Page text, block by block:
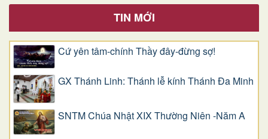
TIN MỚI
Cứ yên tâm-chính Thầy đây-đừng sợ!
GX Thánh Linh: Thánh lễ kính Thánh Đa Minh
SNTM Chúa Nhật XIX Thường Niên -Năm A